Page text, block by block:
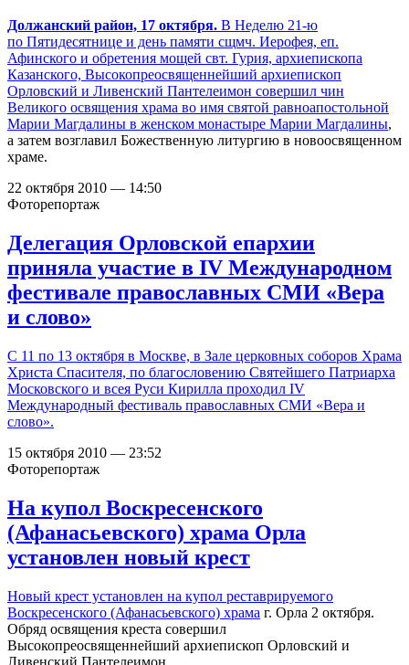
Должанский район, 17 октября. В Неделю 21-ю
по Пятидесятнице и день памяти сщмч. Иерофея, еп.
Афинского и обретения мощей свт. Гурия, архиепископа
Казанского, Высокопреосвященнейший архиепископ
Орловский и Ливенский Пантелеимон совершил чин
Великого освящения храма во имя святой равноапостольной
Марии Магдалины в женском монастыре Марии Магдалины,
а затем возглавил Божественную литургию в новоосвященном
храме.
22 октября 2010 — 14:50
Фоторепортаж
Делегация Орловской епархии
приняла участие в IV Международном
фестивале православных СМИ «Вера
и слово»
С 11 по 13 октября в Москве, в Зале церковных соборов Храма
Христа Спасителя, по благословению Святейшего Патриарха
Московского и всея Руси Кирилла проходил IV
Международный фестиваль православных СМИ «Вера и
слово».
15 октября 2010 — 23:52
Фоторепортаж
На купол Воскресенского
(Афанасьевского) храма Орла
установлен новый крест
Новый крест установлен на купол реставрируемого
Воскресенского (Афанасьевского) храма г. Орла 2 октября.
Обряд освящения креста совершил
Высокопреосвященнейший архиепископ Орловский и
Ливенский Пантелеимон.